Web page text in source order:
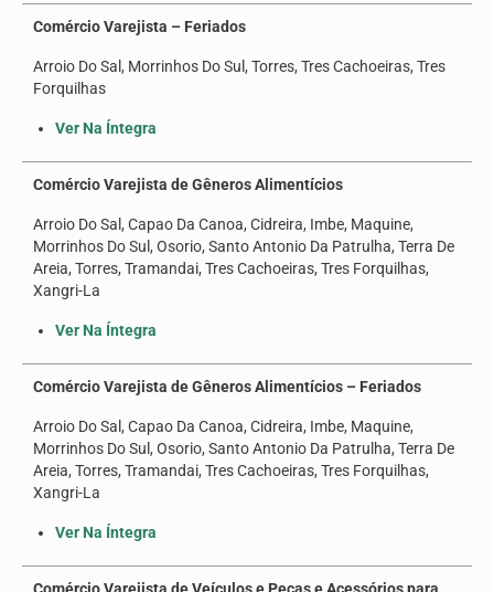
Comércio Varejista – Feriados
Arroio Do Sal, Morrinhos Do Sul, Torres, Tres Cachoeiras, Tres
Forquilhas
Ver Na Íntegra
Comércio Varejista de Gêneros Alimentícios
Arroio Do Sal, Capao Da Canoa, Cidreira, Imbe, Maquine,
Morrinhos Do Sul, Osorio, Santo Antonio Da Patrulha, Terra De
Areia, Torres, Tramandai, Tres Cachoeiras, Tres Forquilhas,
Xangri-La
Ver Na Íntegra
Comércio Varejista de Gêneros Alimentícios – Feriados
Arroio Do Sal, Capao Da Canoa, Cidreira, Imbe, Maquine,
Morrinhos Do Sul, Osorio, Santo Antonio Da Patrulha, Terra De
Areia, Torres, Tramandai, Tres Cachoeiras, Tres Forquilhas,
Xangri-La
Ver Na Íntegra